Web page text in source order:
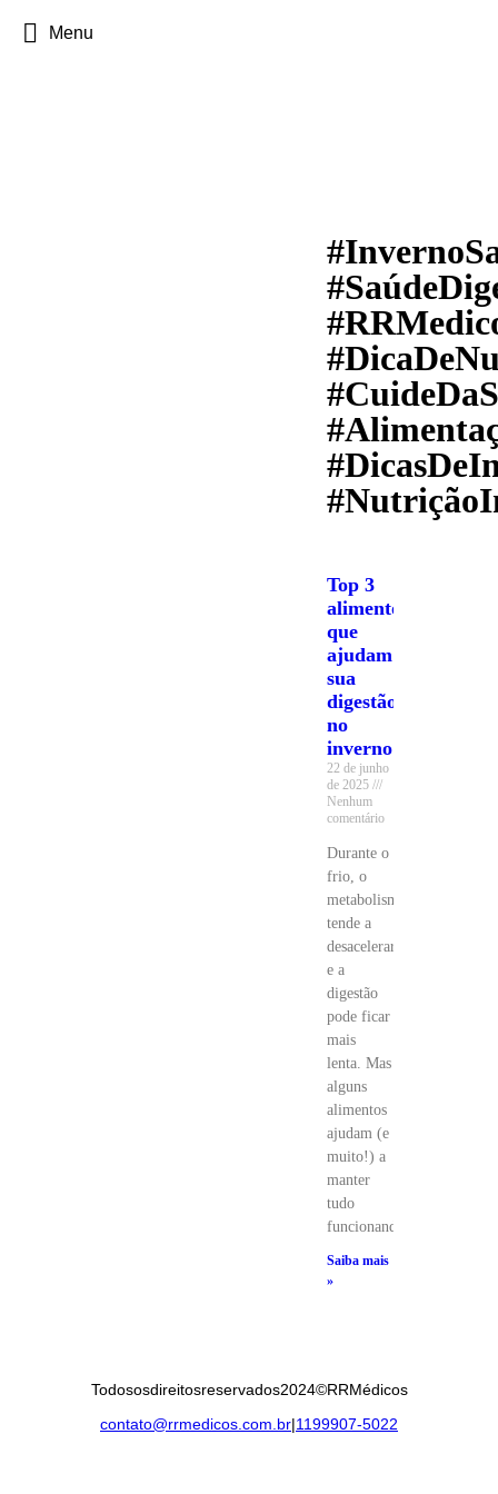
Menu
Top 3
alimentos
que
ajudam
sua
digestão
no
inverno
22 de junho
de 2025
Nenhum
comentário
Durante o
frio, o
metabolismo
tende a
desacelerar
e a
digestão
pode ficar
mais
lenta. Mas
alguns
alimentos
ajudam (e
muito!) a
manter
tudo
funcionando
Saiba mais
»
Todos os direitos reservados 2024 © RR Médicos
contato@rrmedicos.com.br|11 99907-5022